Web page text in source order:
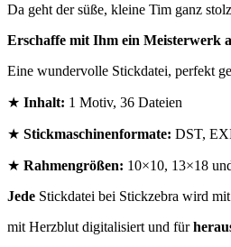
Da geht der süße, kleine Tim ganz
Erschaffe mit Ihm ein Meisterwerk
Eine wundervolle Stickdatei, perfekt
★ Inhalt: 1 Motiv, 36 Dateien
★ Stickmaschinenformate: DST,
★ Rahmengrößen: 10×10, 13×18
Jede Stickdatei bei Stickzebra wird mit
mit Herzblut digitalisiert und für